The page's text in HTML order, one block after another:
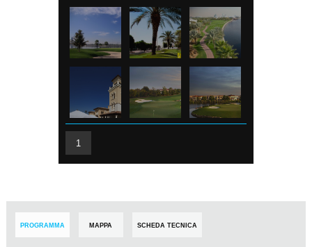
1
PROGRAMMA MAPPA SCHEDA TECNICA